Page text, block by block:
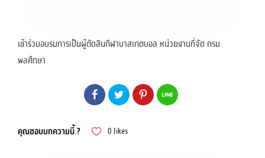
เข้าร่วมอบรมการเป็นผู้ตัดสินกีฬาบาสเกตบอล หน่วยงานที่จัด กรม
พลศึกษา
คุณชอบบทความนี้ ? 0 likes